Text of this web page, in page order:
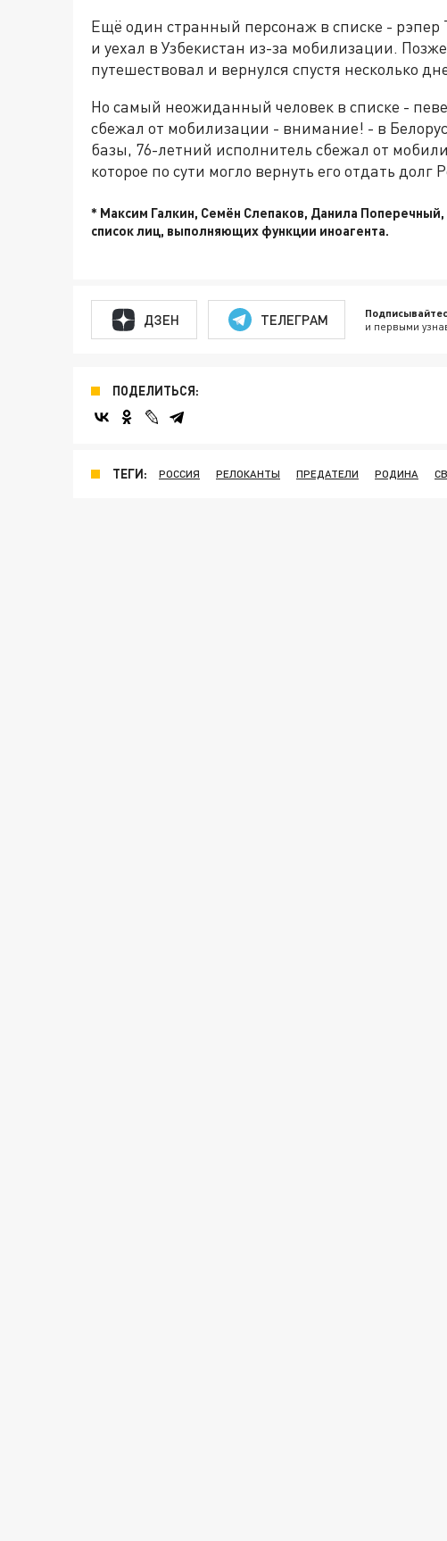
Ещё один странный персонаж в списке -
и уехал в Узбекистан из-за мобилизации.
путешествовал и вернулся спустя несколько
Но самый неожиданный человек в списке -
сбежал от мобилизации - внимание! - в
базы, 76-летний исполнитель сбежал от
которое по сути могло вернуть его отдать долг
* Максим Галкин, Семён Слепаков, Данила
список лиц, выполняющих функции иноагента.
ДЗЕН ТЕЛЕГРАМ и первыми
ПОДЕЛИТЬСЯ:
ТЕГИ: РОССИЯ РЕЛОКАНТЫ ПРЕДАТЕЛИ РОДИНА